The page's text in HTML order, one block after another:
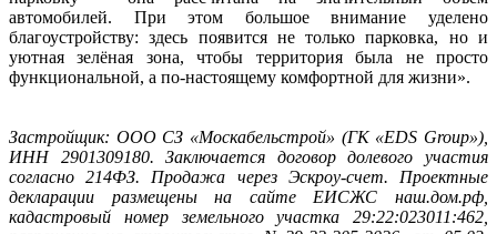
автомобилей. При этом большое внимание уделено
благоустройству: здесь появится не только парковка, но и
уютная зелёная зона, чтобы территория была не просто
функциональной, а по‑настоящему комфортной для жизни».
Застройщик: ООО СЗ «Москабельстрой» (ГК «EDS Group»),
ИНН 2901309180. Заключается договор долевого участия
согласно 214ФЗ. Продажа через Эскроу-счет. Проектные
декларации размещены на сайте ЕИСЖС наш.дом.рф,
кадастровый номер земельного участка 29:22:023011:462,